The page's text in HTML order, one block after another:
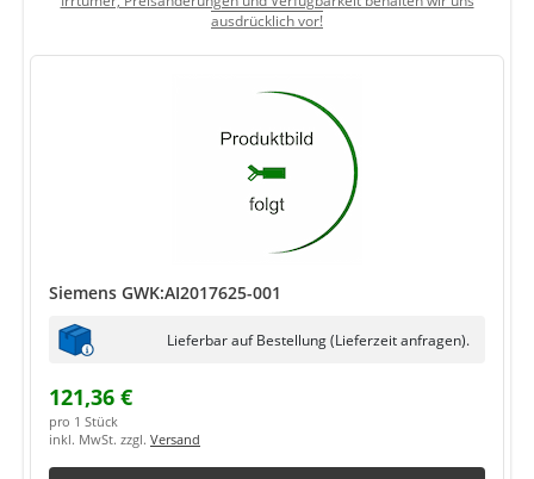
ausdrücklich vor!
Siemens GWK:AI2017625-001
Lieferbar auf Bestellung (Lieferzeit anfragen).
121,36 €
pro 1 Stück
inkl. MwSt. zzgl. Versand